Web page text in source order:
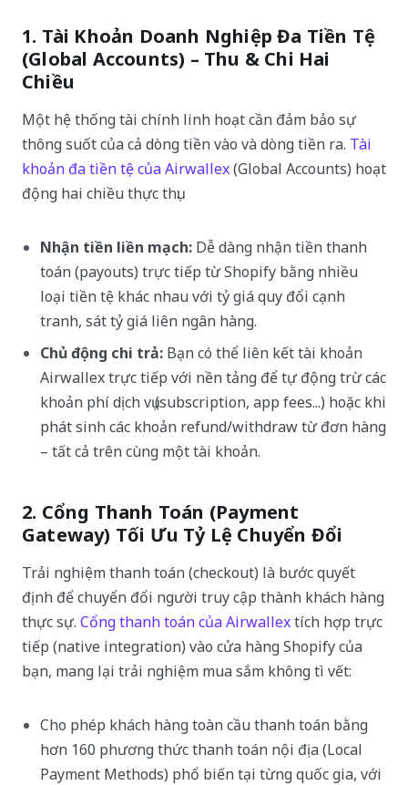
1. Tài Khoản Doanh Nghiệp Đa Tiền Tệ
(Global Accounts) – Thu & Chi Hai
Chiều
Một hệ thống tài chính linh hoạt cần đảm bảo sự
thông suốt của cả dòng tiền vào và dòng tiền ra. Tài
khoản đa tiền tệ của Airwallex(Global Accounts) hoạt
động hai chiều thực thụ:
Nhận tiền liền mạch: Dễ dàng nhận tiền thanh
toán (payouts) trực tiếp từ Shopify bằng nhiều
loại tiền tệ khác nhau với tỷ giá quy đổi cạnh
tranh, sát tỷ giá liên ngân hàng.
Chủ động chi trả: Bạn có thể liên kết tài khoản
Airwallex trực tiếp với nền tảng để tự động trừ các
khoản phí dịch vụ (subscription, app fees...) hoặc khi
phát sinh các khoản refund/withdraw từ đơn hàng
– tất cả trên cùng một tài khoản.
2. Cổng Thanh Toán (Payment
Gateway) Tối Ưu Tỷ Lệ Chuyển Đổi
Trải nghiệm thanh toán (checkout) là bước quyết
định để chuyển đổi người truy cập thành khách hàng
thực sự. Cổng thanh toán của Airwallextích hợp trực
tiếp (native integration) vào cửa hàng Shopify của
bạn, mang lại trải nghiệm mua sắm không tì vết:
Cho phép khách hàng toàn cầu thanh toán bằng
hơn 160 phương thức thanh toán nội địa (Local
Payment Methods) phổ biến tại từng quốc gia, với